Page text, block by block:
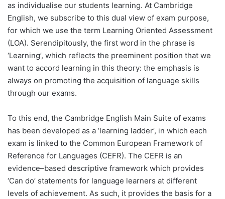
as individualise our students learning. At Cambridge
English, we subscribe to this dual view of exam purpose,
for which we use the term Learning Oriented Assessment
(LOA). Serendipitously, the first word in the phrase is
‘Learning’, which reflects the preeminent position that we
want to accord learning in this theory: the emphasis is
always on promoting the acquisition of language skills
through our exams.
To this end, the Cambridge English Main Suite of exams
has been developed as a ‘learning ladder’, in which each
exam is linked to the Common European Framework of
Reference for Languages (CEFR). The CEFR is an
evidence–based descriptive framework which provides
‘Can do’ statements for language learners at different
levels of achievement. As such, it provides the basis for a